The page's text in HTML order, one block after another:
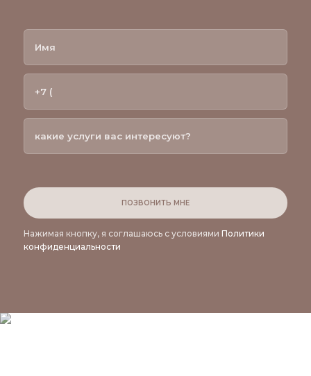
ПОЗВОНИТЬ МНЕ
Нажимая кнопку, я соглашаюсь с условиями Политики
конфиденциальности